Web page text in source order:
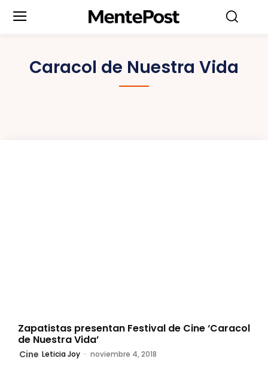
Caracol de Nuestra Vida
Zapatistas presentan Festival de Cine ‘Caracol
de Nuestra Vida’
Cine Leticia Joy - noviembre 4, 2018